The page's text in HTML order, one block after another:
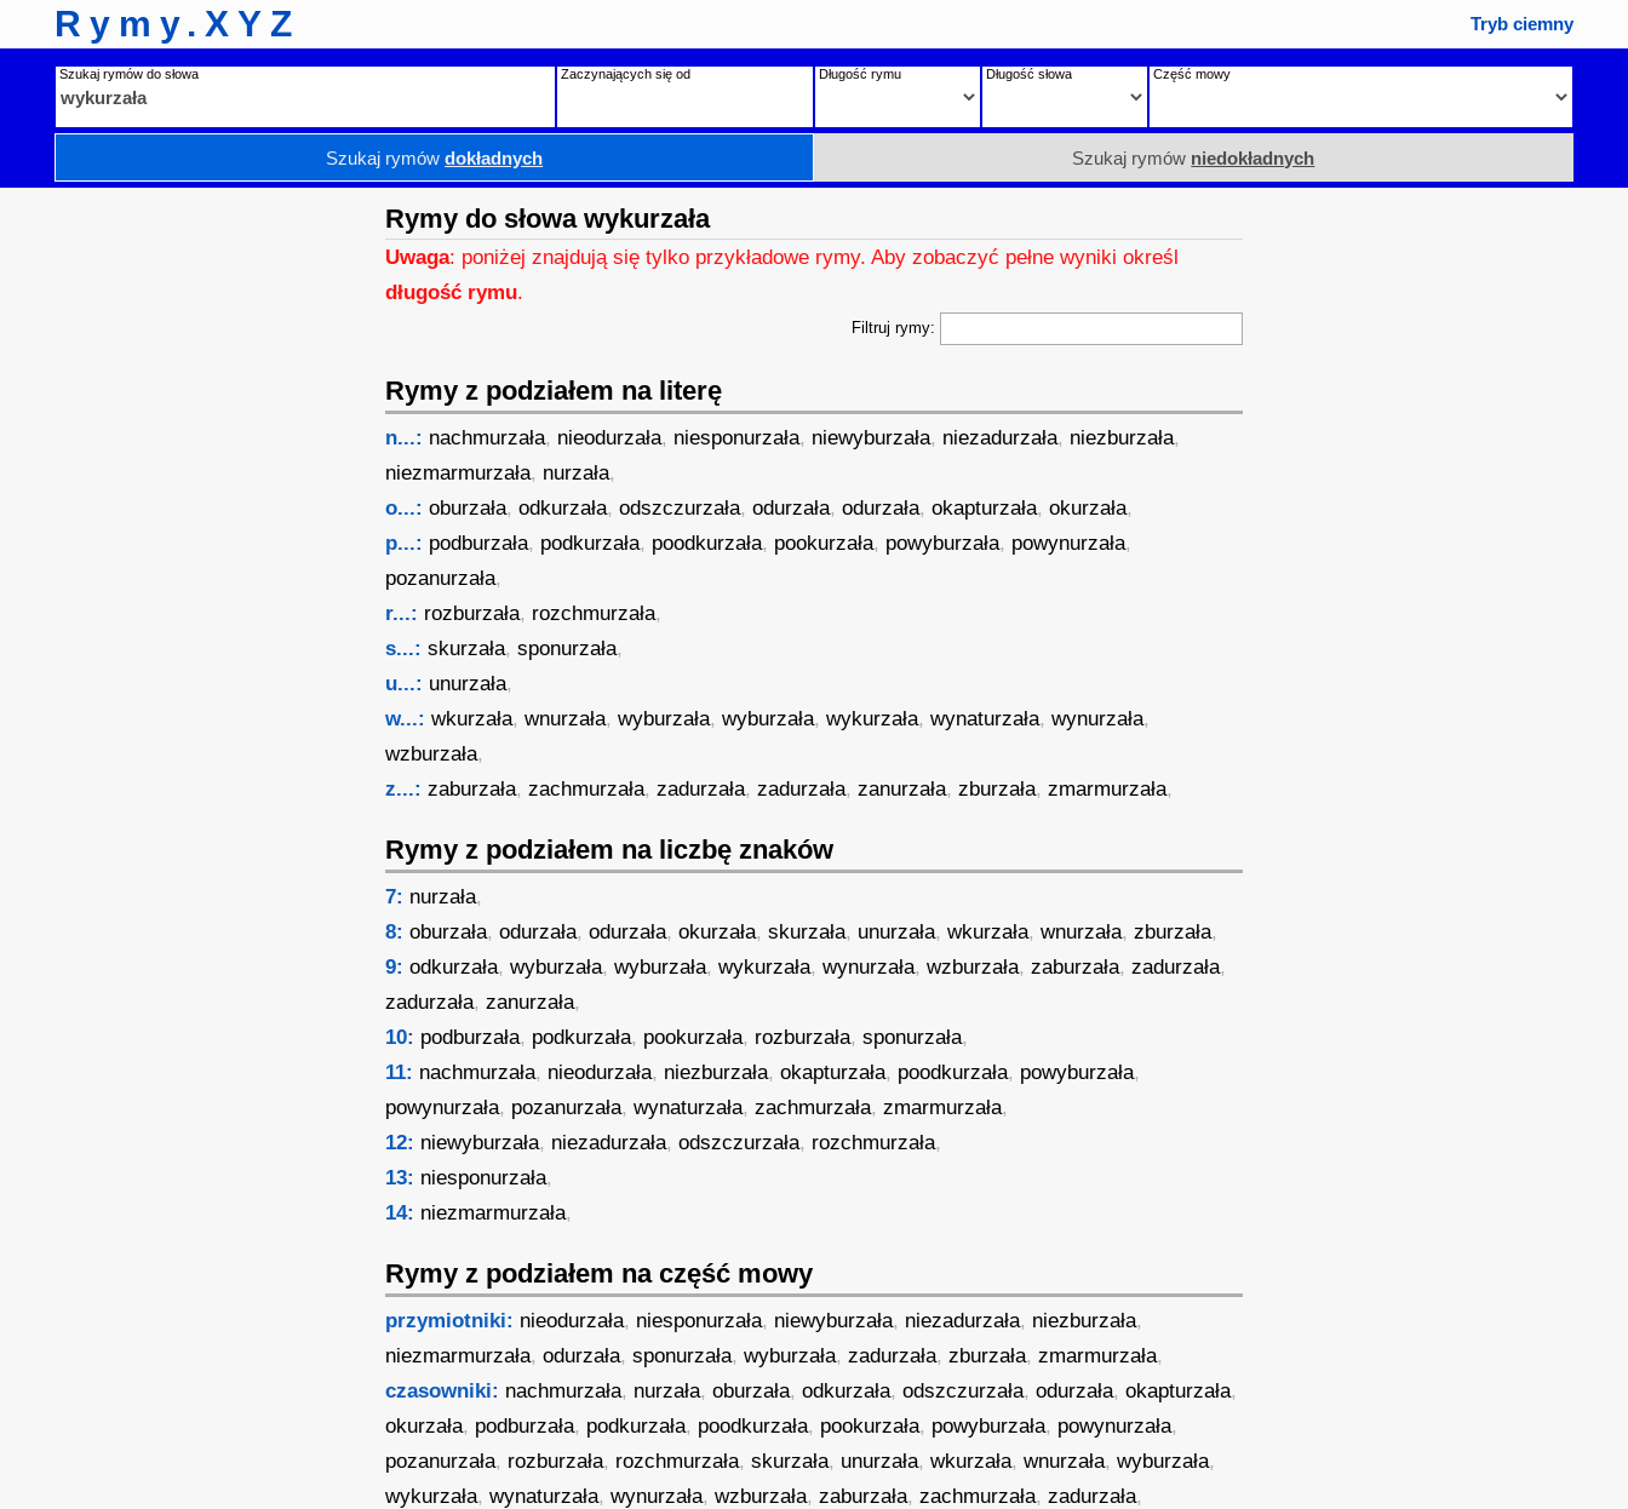
Rymy.XYZ Tryb ciemny
Szukaj rymów do słowa Zaczynających się od Długość rymu Długość słowa Część mowy
Szukaj rymówdokładnych Szukaj rymów niedokładnych
Rymy do słowa wykurzała
Uwaga: poniżej znajdują się tylko przykładowe rymy. Aby zobaczyć pełne wyniki określ
długość rymu.
Filtruj rymy:
Rymy z podziałem na literę
n...: nachmurzała, nieodurzała, niesponurzała, niewyburzała, niezadurzała, niezburzała,
niezmarmurzała, nurzała,
o...: oburzała,odkurzała,odszczurzała,odurzała,odurzała,okapturzała,okurzała,
p...: podburzała, podkurzała, poodkurzała, pookurzała, powyburzała, powynurzała,
pozanurzała,
r...: rozburzała, rozchmurzała,
s...: skurzała,sponurzała,
u...: unurzała,
w...: wkurzała,wnurzała,wyburzała,wyburzała,wykurzała,wynaturzała,wynurzała,
wzburzała,
z...: zaburzała,zachmurzała,zadurzała,zadurzała,zanurzała,zburzała,zmarmurzała,
Rymy z podziałem na liczbę znaków
7: nurzała,
8: oburzała,odurzała,odurzała,okurzała,skurzała, unurzała,wkurzała,wnurzała,zburzała,
9: odkurzała,wyburzała,wyburzała,wykurzała,wynurzała,wzburzała,zaburzała,zadurzała,
zadurzała,zanurzała,
10: podburzała, podkurzała, pookurzała, rozburzała,sponurzała,
11: nachmurzała, nieodurzała, niezburzała,okapturzała, poodkurzała, powyburzała,
powynurzała, pozanurzała,wynaturzała,zachmurzała,zmarmurzała,
12: niewyburzała, niezadurzała,odszczurzała, rozchmurzała,
13: niesponurzała,
14: niezmarmurzała,
Rymy z podziałem na część mowy
przymiotniki: nieodurzała, niesponurzała, niewyburzała, niezadurzała, niezburzała,
niezmarmurzała,odurzała,sponurzała,wyburzała,zadurzała,zburzała,zmarmurzała,
czasowniki: nachmurzała, nurzała,oburzała,odkurzała,odszczurzała,odurzała,okapturzała,
okurzała, podburzała, podkurzała, poodkurzała, pookurzała, powyburzała, powynurzała,
pozanurzała, rozburzała, rozchmurzała,skurzała, unurzała,wkurzała,wnurzała,wyburzała,
wykurzała,wynaturzała,wynurzała,wzburzała,zaburzała,zachmurzała,zadurzała,